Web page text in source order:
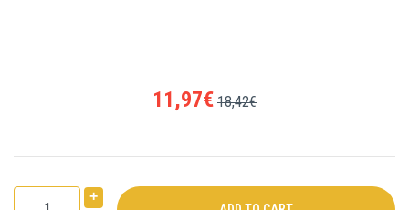
11,97€ 18,42€
+